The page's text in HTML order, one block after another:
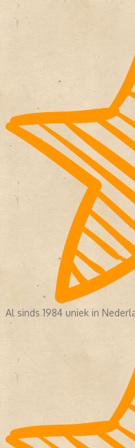
Al sinds 1984 uniek in